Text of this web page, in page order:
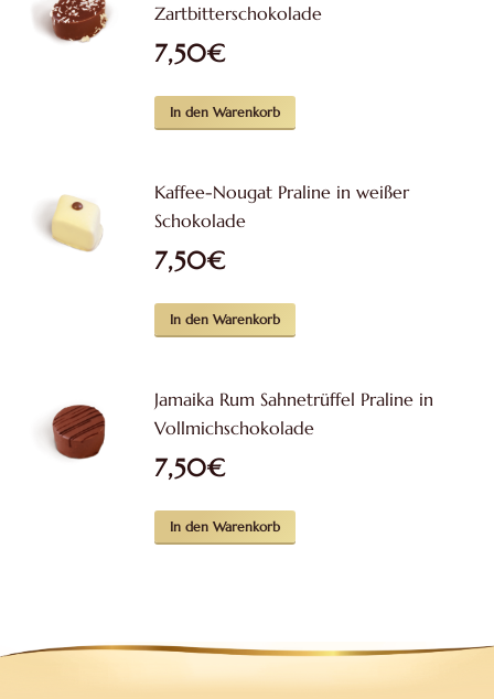
Zartbitterschokolade
7,50€
In den Warenkorb
Kaffee-Nougat Praline in weißer
Schokolade
7,50€
In den Warenkorb
Jamaika Rum Sahnetrüffel Praline in
Vollmichschokolade
7,50€
In den Warenkorb